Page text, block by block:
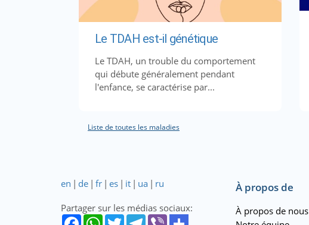
Le TDAH est-il génétique
Le TDAH, un trouble du comportement
qui débute généralement pendant
l'enfance, se caractérise par...
Liste de toutes les maladies
en | de | fr | es | it | ua | ru
Partager sur les médias sociaux:
À propos de
À propos de nous